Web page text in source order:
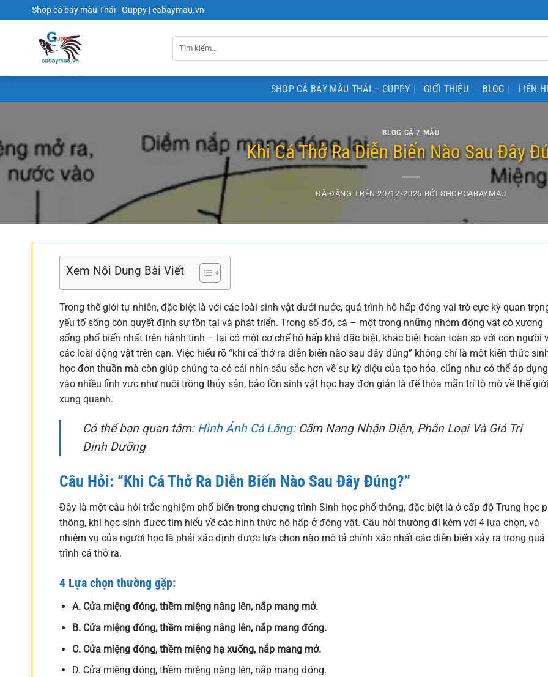
đến
Shop cá bảy màu Thái - Guppy | cabaymau.vn
SHOP CÁ BẢY MÀU THÁI – GUPPY GIỚI THIỆU BLOG LIÊN
BLOG CÁ 7 MÀU
Khi Cá Thở Ra Diễn Biến Nào Sau Đây
ĐÃ ĐĂNG TRÊN20/12/2025 BỞISHOPCABAYMAU
Xem Nội Dung Bài Viết
Trong thế giới tự nhiên, đặc biệt là với các loài sinh vật dưới nước, quá trình hô hấp đóng vai trò cực kỳ quan
yếu tố sống còn quyết định sự tồn tại và phát triển. Trong số đó, cá – một trong những nhóm động vật có xương
sống phổ biến nhất trên hành tinh – lại có một cơ chế hô hấp khá đặc biệt, khác biệt hoàn toàn so với con người
các loài động vật trên cạn. Việc hiểu rõ “khi cá thở ra diễn biến nào sau đây đúng” không chỉ là một kiến thức
học đơn thuần mà còn giúp chúng ta có cái nhìn sâu sắc hơn về sự kỳ diệu của tạo hóa, cũng như có thể áp dụng
vào nhiều lĩnh vực như nuôi trồng thủy sản, bảo tồn sinh vật học hay đơn giản là để thỏa mãn trí tò mò về thế giới
xung quanh.
Có thể bạn quan tâm: Hình Ảnh Cá Lăng: Cẩm Nang Nhận Diện, Phân Loại Và Giá Trị
Dinh Dưỡng
Câu Hỏi: “Khi Cá Thở Ra Diễn Biến Nào Sau Đây Đúng?”
Đây là một câu hỏi trắc nghiệm phổ biến trong chương trình Sinh học phổ thông, đặc biệt là ở cấp độ Trung học
thông, khi học sinh được tìm hiểu về các hình thức hô hấp ở động vật. Câu hỏi thường đi kèm với 4 lựa chọn, và
nhiệm vụ của người học là phải xác định được lựa chọn nào mô tả chính xác nhất các diễn biến xảy ra trong quá
trình cá thở ra.
4 Lựa chọn thường gặp:
A. Cửa miệng đóng, thềm miệng nâng lên, nắp mang mở.
B. Cửa miệng đóng, thềm miệng nâng lên, nắp mang đóng.
C. Cửa miệng đóng, thềm miệng hạ xuống, nắp mang mở.
D. Cửa miệng đóng, thềm miệng nâng lên, nắp mang đóng.